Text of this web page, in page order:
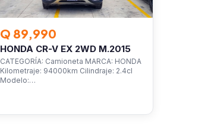
Q 89,990
HONDA CR-V EX 2WD M.2015
CATEGORÍA: Camioneta MARCA: HONDA
Kilometraje: 94000km Cilindraje: 2.4cl
Modelo:…